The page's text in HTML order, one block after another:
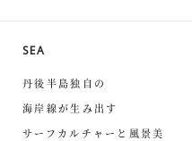
SEA
丹後半島独自の
海岸線が生み出す
サーフカルチャーと風景美